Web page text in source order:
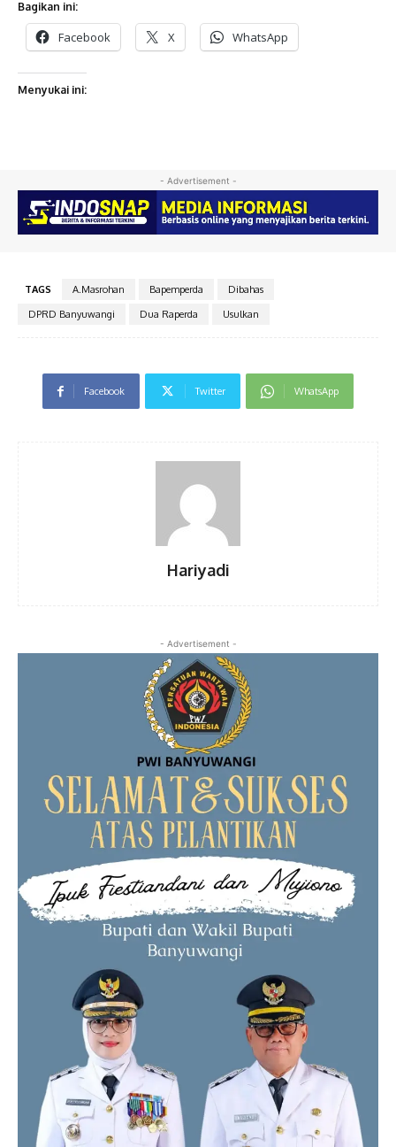
Bagikan ini:
Facebook X WhatsApp
Menyukai ini:
- Advertisement -
TAGS A.Masrohan Bapemperda
Dibahas
DPRD Banyuwangi
Dua Raperda Usulkan
Facebook Twitter WhatsApp
Hariyadi
- Advertisement -